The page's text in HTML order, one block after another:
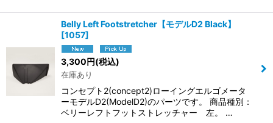
Belly Left Footstretcher【モデルD2 Black】
[1057]
3,300円(税込)
在庫あり
コンセプト2(concept2)ローイングエルゴメータ
ーモデルD2(ModelD2)のパーツです。 商品種別：
ベリーレフトフットストレッチャー 左。 …